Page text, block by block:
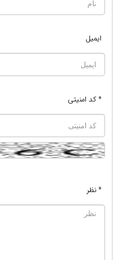
ایمیل
* کد امنیتی
* نظر